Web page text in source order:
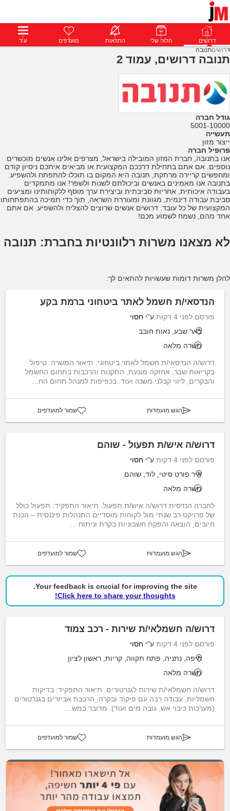
דרושים פרופילים הודעות פרימיום דרושים הלוח שלי התראות מועדפים עוד
דרושיםתנובה
תנובה דרושים, עמוד 2
גודל חברה
5001-10000
תעשייה
ייצור מזון
פרופיל חברה
אנו בתנובה, חברת המזון המובילה בישראל, מצרפים אלינו אנשים מוכשרים
נוספים. אם אתם בתחילת דרככם המקצועית או מביאים איתכם ניסיון קודם
ומחפשים קריירה מרתקת, תנובה היא המקום בו תוכלו להתפתח ולהשפיע.
בתנובה אנו מאמינים באנשים וביכולתם לשנות ולשפר! אנו מתמקדים
בעבודה איכותית, אחריות סביבתית וביצירת ערך מוסף ללקוחותינו ומציעים
סביבת עבודה דינמית, מגוונת ומעוררת השראה, תוך כדי תמיכה בהתפתחותו
המקצועית של כל עובד. דרושים אנשים שרוצים להצליח ולהשפיע. אם אתם
אחד מהם, נשמח לשמוע מכם!
לא מצאנו משרות רלוונטיות בחברת: תנובה
להלן משרות דומות שעשויות להתאים לך:
הנדסאי/ת חשמל לאתר ביטחוני ברמת בקע
פורסם לפני 4 דקות ע"י חסוי
באר שבע, נאות חובב
משרה מלאה
דרוש/ה הנדסאי/ת חשמל לאתר ביטחוני. תיאור המשרה: טיפול
בקריאות שבר, אחזקה מונעת, התקנות והרכבות בתחום החשמל
והבקרים, ליווי קבלני משנה ועוד. בכפיפות למנהל תחום הח...
הגש מועמדות שמור למועדפים
דרוש/ה איש/ת תפעול - שוהם
פורסם לפני 4 דקות ע"י חסוי
איר פורט סיטי, לוד, שוהם
משרה מלאה
לחברה הנדסית דרוש/ה איש/ת תפעול. תיאור התפקיד: תפעול כולל
של פרויקט רב שנתי מול לקוחות מוסדיים התנהלות פיננסית – הכנת
חיובים, הוצאה והפקת חשבוניות בקרת וניתוח ...
הגש מועמדות שמור למועדפים
Your feedback is crucial for improving the site.
Click here to share your thoughts!
דרוש/ה חשמלאי/ת שירות - רכב צמוד
פורסם לפני 4 דקות ע"י חסוי
חיפה, נתניה, פתח תקווה, קריות, ראשון לציון
משרה מלאה
דרוש/ה חשמלאי/ת שירות לגנרטורים. תיאור התפקיד: בדיקות
חשמליות, עבודה רבה עם פיקוד ובקרה, הרכבת אביזרים בגנרטורים
(מערכות כיבוי אש, גובה מים ועוד). מדובר במש...
הגש מועמדות שמור למועדפים